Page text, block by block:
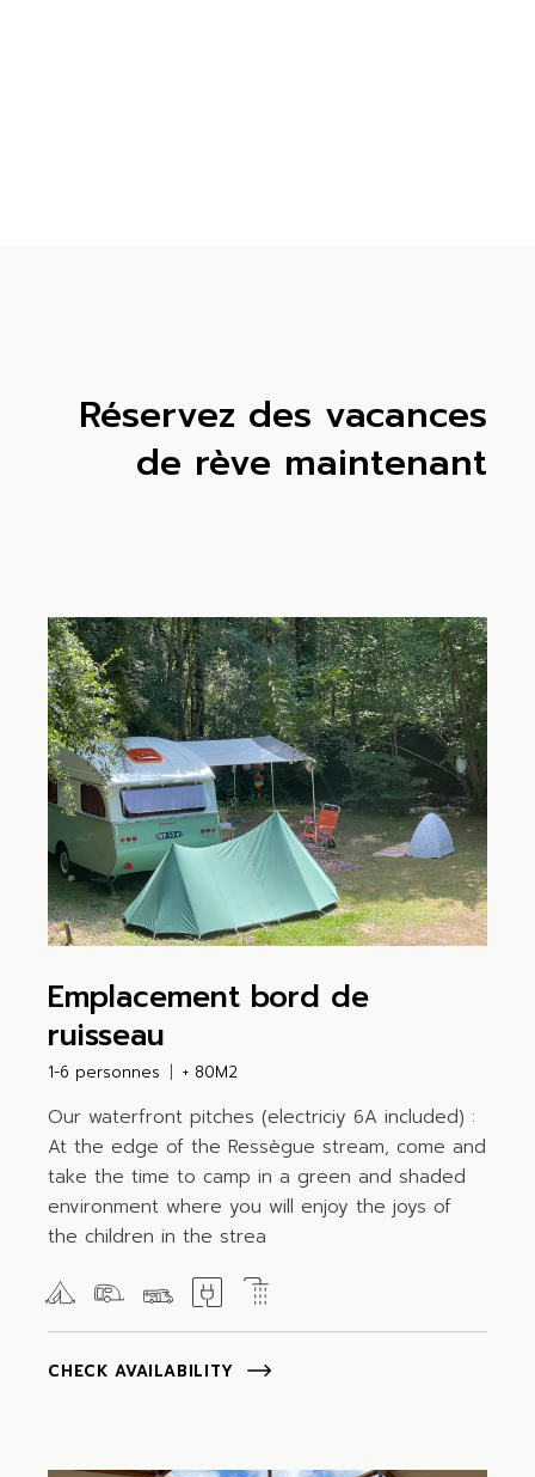
Réservez des vacances
de rève maintenant
Emplacement bord de
ruisseau
1-6 personnes + 80M2
Our waterfront pitches (electriciy 6A included) :
At the edge of the Ressègue stream, come and
take the time to camp in a green and shaded
environment where you will enjoy the joys of
the children in the strea
CHECK AVAILABILITY